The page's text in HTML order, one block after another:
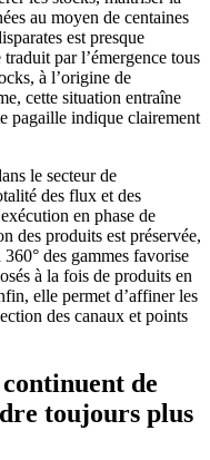
au moyen de centaines
est presque
par l’émergence tous
à l’origine de
cette situation entraîne
pagaille indique clairement
le secteur de
des flux et des
en phase de
des produits est préservée,
des gammes favorise
à la fois de produits en
elle permet d’affiner les
des canaux et points
de
toujours plus